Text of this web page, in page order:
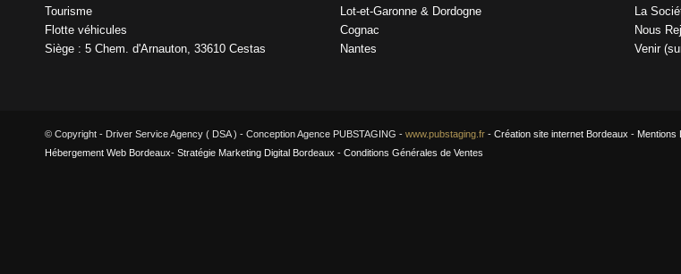
Tourisme
Flotte véhicules
Siège : 5 Chem. d'Arnauton, 33610 Cestas
Lot-et-Garonne & Dordogne
Cognac
Nantes
La
Nous
Venir
© Copyright - Driver Service Agency ( DSA ) - Conception Agence PUBSTAGING - www.pubstaging.fr - Création site internet Bordeaux - Mentions
Hébergement Web Bordeaux- Stratégie Marketing Digital Bordeaux - Conditions Générales de Ventes